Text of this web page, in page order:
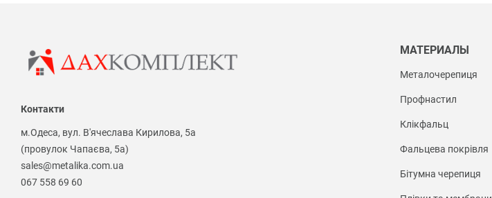
Контакти
м.Одеса, вул. В'ячеслава Кирилова, 5а
(провулок Чапаєва, 5а)
sales@metalika.com.ua
067 558 69 60
МАТЕРИАЛЫ
Металочерепиця
Профнастил
Клікфальц
Фальцева покрівля
Бітумна черепиця